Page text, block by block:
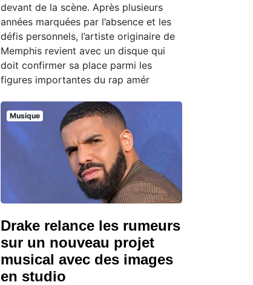
devant de la scène. Après plusieurs
années marquées par l’absence et les
défis personnels, l’artiste originaire de
Memphis revient avec un disque qui
doit confirmer sa place parmi les
figures importantes du rap amér
Musique
Drake relance les rumeurs
sur un nouveau projet
musical avec des images
en studio